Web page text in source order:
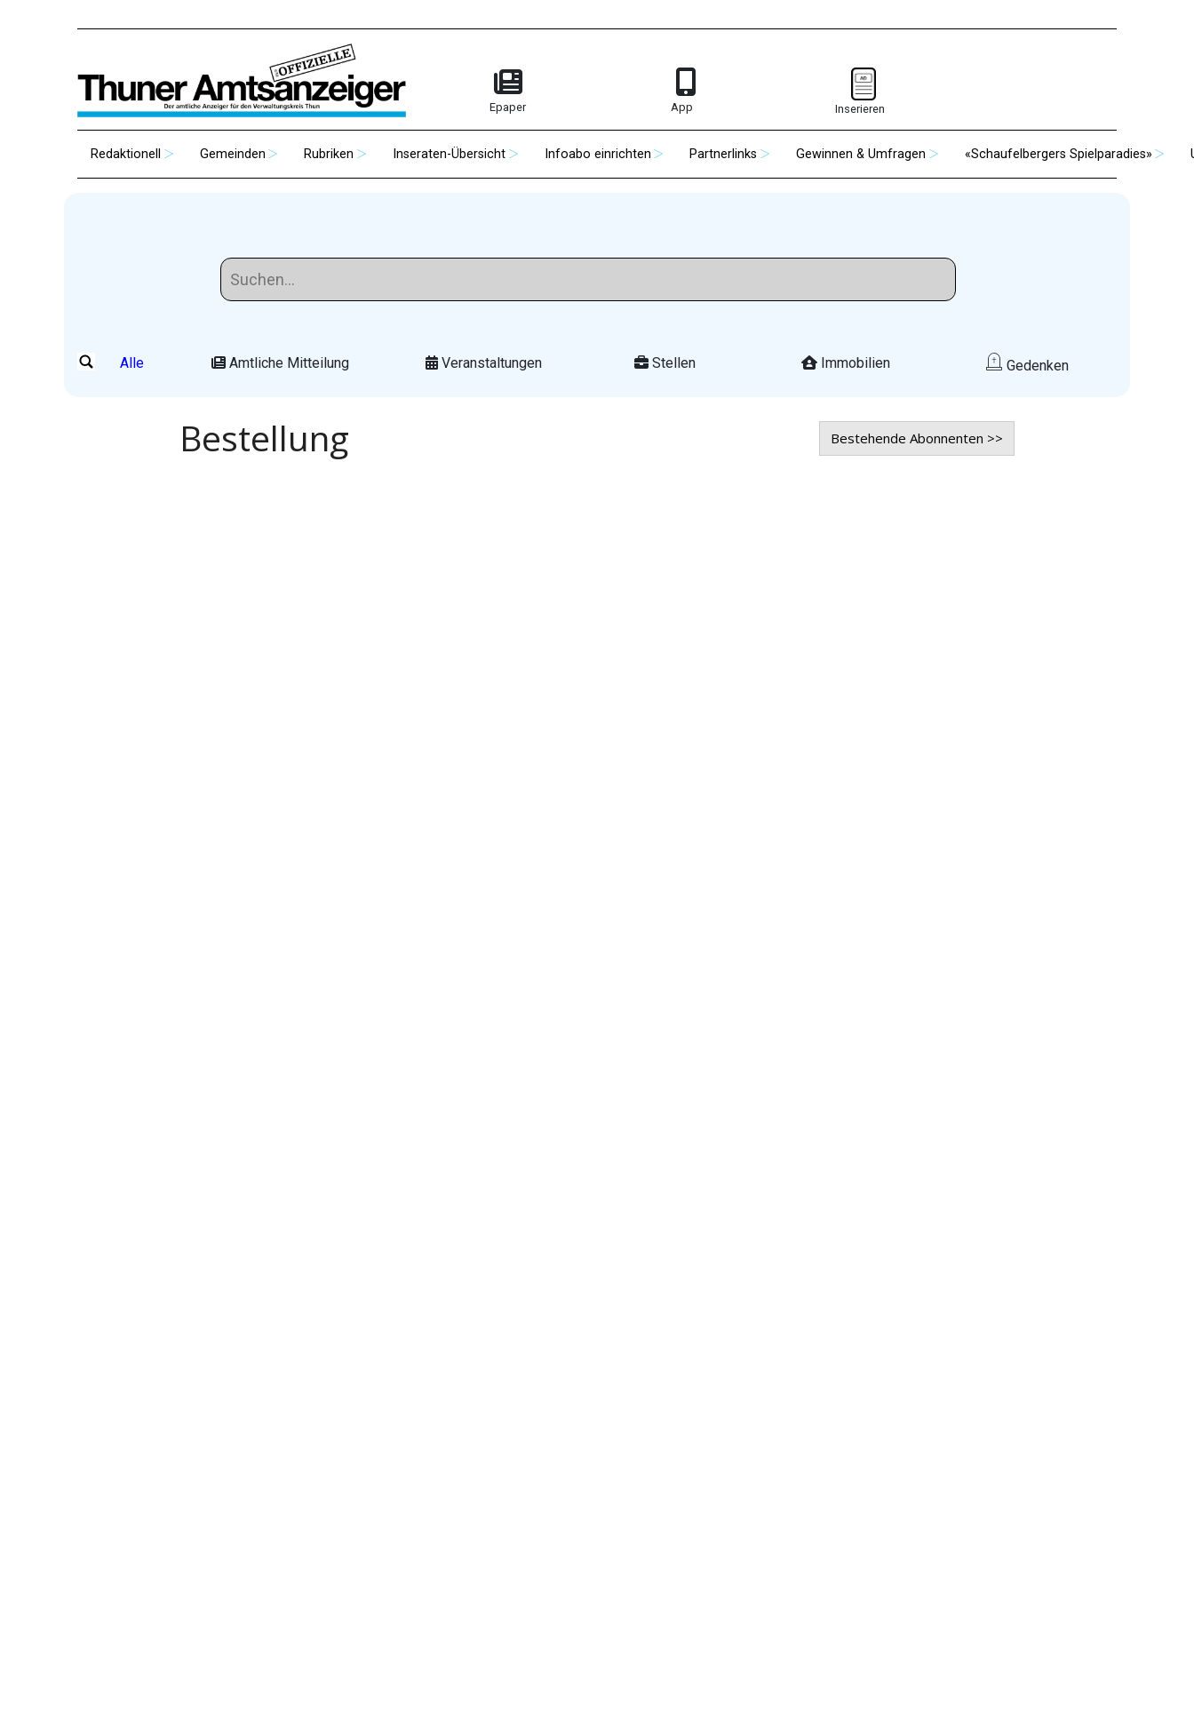
Epaper App Inserieren
Redaktionell Gemeinden Rubriken Inseraten-Übersicht Infoabo einrichten Partnerlinks Gewinnen & Umfragen «Schaufelbergers Spielparadies»
Alle Amtliche Mitteilung Veranstaltungen Stellen Immobilien Gedenken